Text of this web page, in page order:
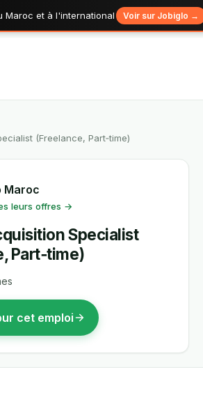
Maroc et à l'international Voir sur Jobiglo →
(Freelance, Part‑time)
Maroc
leurs offres →
Specialist
Part‑time)
cet emploi